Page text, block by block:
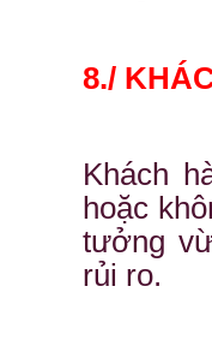
8./
Khách
hoặc
tưởng
rủi ro.